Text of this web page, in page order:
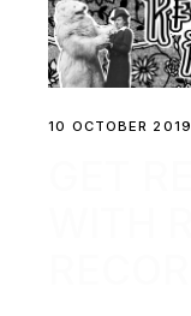
10 OCTOBER 2019